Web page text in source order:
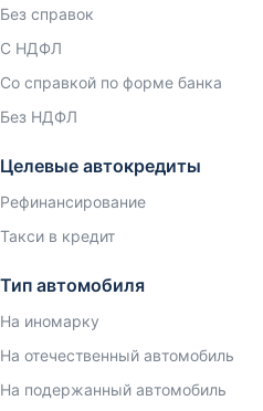
Без справок
С НДФЛ
Со справкой по форме банка
Без НДФЛ
Целевые автокредиты
Рефинансирование
Такси в кредит
Тип автомобиля
На иномарку
На отечественный автомобиль
На подержанный автомобиль